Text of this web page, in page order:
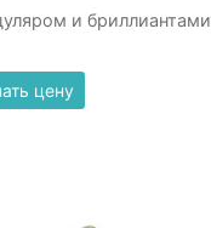
и бриллиантами
цену